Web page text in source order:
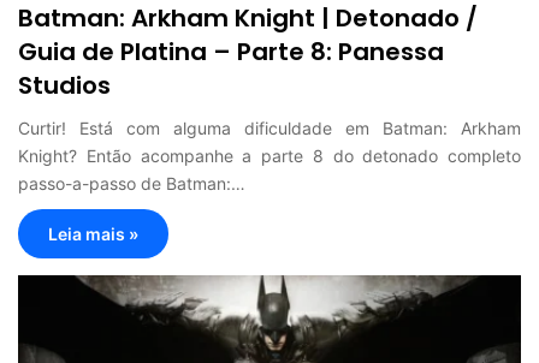
Batman: Arkham Knight | Detonado /
Guia de Platina – Parte 8: Panessa
Studios
Curtir! Está com alguma dificuldade em Batman: Arkham
Knight? Então acompanhe a parte 8 do detonado completo
passo-a-passo de Batman:…
Leia mais »